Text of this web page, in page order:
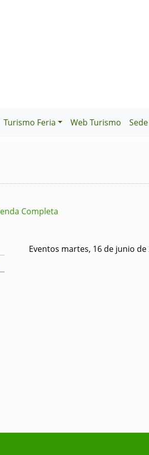
Turismo Feria Web Turismo
Completa
Eventos martes, 16 de junio de